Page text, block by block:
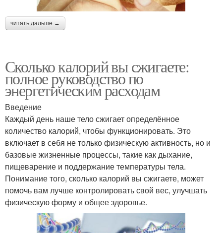
читать дальше →
Сколько калорий вы сжигаете:
полное руководство по
энергетическим расходам
Введение
Каждый день наше тело сжигает определённое
количество калорий, чтобы функционировать. Это
включает в себя не только физическую активность, но и
базовые жизненные процессы, такие как дыхание,
пищеварение и поддержание температуры тела.
Понимание того, сколько калорий вы сжигаете, может
помочь вам лучше контролировать свой вес, улучшать
физическую форму и общее здоровье.